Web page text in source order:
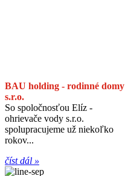
BAU holding - rodinné domy
s.r.o.
So spoločnosťou Elíz -
ohrievače vody s.r.o.
spolupracujeme už niekoľko
rokov...
číst dál »